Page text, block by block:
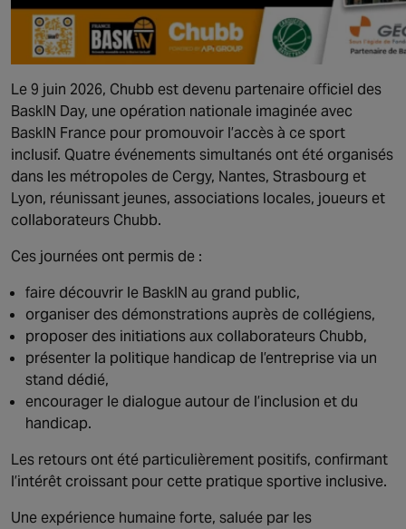
Le 9 juin 2026, Chubb est devenu partenaire officiel des
BaskIN Day, une opération nationale imaginée avec
BaskIN France pour promouvoir l’accès à ce sport
inclusif. Quatre événements simultanés ont été organisés
dans les métropoles de Cergy, Nantes, Strasbourg et
Lyon, réunissant jeunes, associations locales, joueurs et
collaborateurs Chubb.
Ces journées ont permis de :
faire découvrir le BaskIN au grand public,
organiser des démonstrations auprès de collégiens,
proposer des initiations aux collaborateurs Chubb,
présenter la politique handicap de l’entreprise via un
stand dédié,
encourager le dialogue autour de l’inclusion et du
handicap.
Les retours ont été particulièrement positifs, confirmant
l’intérêt croissant pour cette pratique sportive inclusive.
Une expérience humaine forte, saluée par les